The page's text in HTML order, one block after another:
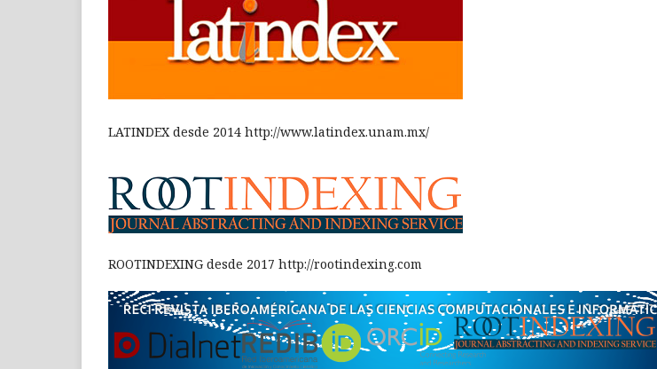
LATINDEX desde 2014 http://www.latindex.unam.mx/
ROOTINDEXING desde 2017 http://rootindexing.com